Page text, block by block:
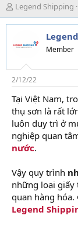
T
h
r
a
s
t
a
r
t
e
r
Legend Shipping
Member
2/12/22
Tại Việt Nam,
thụ sơn là rất
luôn duy trì ở
nghiệp quan
nước.
Vậy quy trình
những loại giấy
quan hàng
Legend